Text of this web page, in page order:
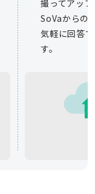
撮ってアッ
SoVaからの
気軽に回答
す。